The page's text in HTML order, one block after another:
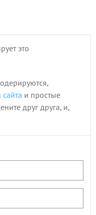
это
и простые
друг друга, и,